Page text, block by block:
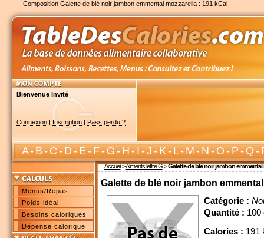
Composition Galette de blé noir jambon emmental mozzarella : 191 kCal
Bienvenue Invité
Connexion| Inscription| Pass perdu ?
A-B-C-D-E-F-G-H-I-J-K-L-M-N-O-P-Q-
Accueil>Aliments lettre G>Galette de blé noir jambon emmental
Menus/Repas
Poids idéal
Besoins caloriques
Dépense calorique
Galette de blé noir jambon
Catégorie :
Quantité : 100
Calories : 191